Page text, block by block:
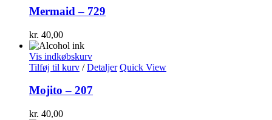
Mermaid – 729
kr. 40,00
Vis indkøbskurv
Tilføj til kurv / Detaljer Quick View
Mojito – 207
kr. 40,00